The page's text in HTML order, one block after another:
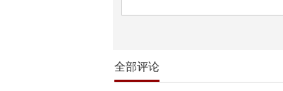
全部评论